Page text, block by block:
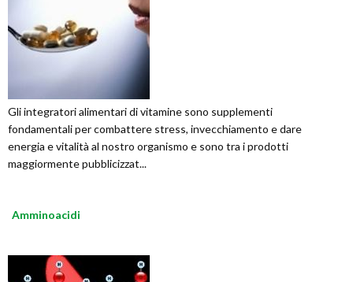
Gli integratori alimentari di vitamine sono supplementi
fondamentali per combattere stress, invecchiamento e dare
energia e vitalità al nostro organismo e sono tra i prodotti
maggiormente pubblicizzat...
Amminoacidi